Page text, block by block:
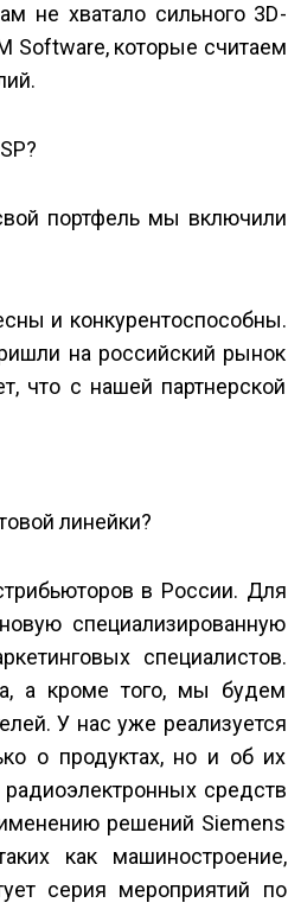
не хватало сильного 3D­
Software, которые считаем
портфель мы включили
и конкурентоспособны.
на российский рынок
что с нашей партнерской
линейки?
в России. Для
специализированную
специалистов.
а кроме того, мы будем
У нас уже реализуется
о продуктах, но и об их
средств
решений Siemens
как машиностроение,
серия мероприятий по